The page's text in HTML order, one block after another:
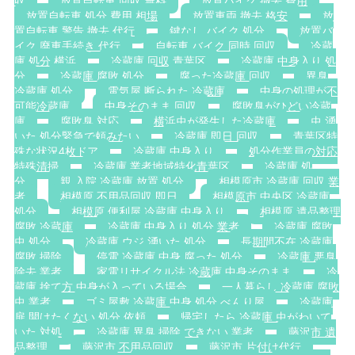
放置自転車 処分 費用 相場
放置車両 撤去 格安
放
置自転車 警告 撤去 代行
鍵なし バイク 処分
放置バ
イク 廃車手続き 代行
自転車 バイク 同時 回収
冷蔵
庫 処分 横浜
冷蔵庫 回収 青葉区
冷蔵庫 中身入り 処
分
冷蔵庫 腐敗 処分 腐った冷蔵庫 回収
異臭
冷蔵庫 処分
電気屋 断られた 冷蔵庫
中身の処理が不
可能冷蔵庫
中身そのまま 回収
腐敗臭がひどい冷蔵
庫
腐敗臭 対応 横浜虫が発生した冷蔵庫
虫 湧
いた 処分緊急で頼みたい
冷蔵庫 即日 回収
青葉区特
殊な状況4枚ドア
冷蔵庫 中身入り
処分作業員の対応
特殊清掃
冷蔵庫 業者地域特化青葉区
冷蔵庫 処
分
親 入院 冷蔵庫 放置 処分
相模原市 冷蔵庫 回収 業
者
相模原 不用品回収 即日
相模原市 中央区 冷蔵庫
処分
相模原 便利屋 冷蔵庫 中身入り
相模原 遺品整理
腐敗 冷蔵庫
冷蔵庫 中身入り 処分 業者
冷蔵庫 腐敗
虫 処分
冷蔵庫 ウジ 湧いた 処分
長期間不在 冷蔵庫
腐敗 掃除
停電 冷蔵庫 中身 腐った 処分
冷蔵庫 悪臭
除去 業者
家電リサイクル法 冷蔵庫 中身そのまま
冷
蔵庫 捨て方 中身が入っている場合
一人暮らし 冷蔵庫 腐敗
虫 業者
ゴミ屋敷 冷蔵庫 中身 処分 べんり屋
冷蔵庫
扉 開けたくない 処分 依頼
帰宅したら 冷蔵庫 虫がわいて
いた 対処
冷蔵庫 異臭 掃除 できない 業者
藤沢市 遺
品整理
藤沢市 不用品回収
藤沢市 片付け代行